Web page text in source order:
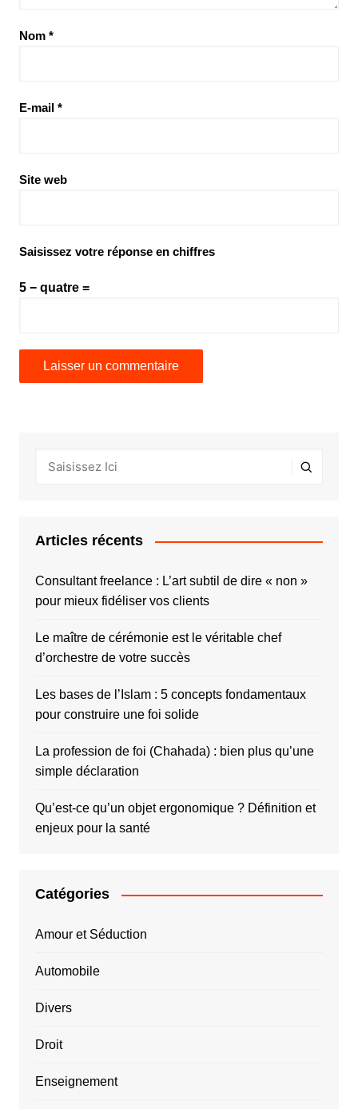
Nom *
E-mail *
Site web
Saisissez votre réponse en chiffres
5 − quatre =
Articles récents
Consultant freelance : L’art subtil de dire « non »
pour mieux fidéliser vos clients
Le maître de cérémonie est le véritable chef
d’orchestre de votre succès
Les bases de l’Islam : 5 concepts fondamentaux
pour construire une foi solide
La profession de foi (Chahada) : bien plus qu’une
simple déclaration
Qu’est-ce qu’un objet ergonomique ? Définition et
enjeux pour la santé
Catégories
Amour et Séduction
Automobile
Divers
Droit
Enseignement